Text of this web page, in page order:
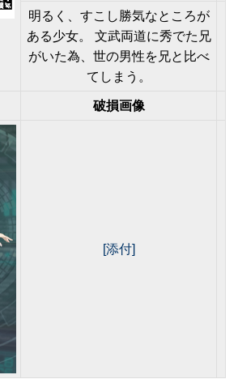
明るく、すこし勝気なところが
ある少女。 文武両道に秀でた兄
がいた為、世の男性を兄と比べ
てしまう。
破損画像
[添付]